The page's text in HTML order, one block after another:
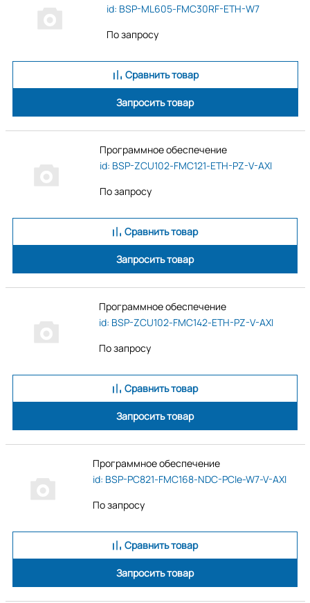
id: BSP-ML605-FMC30RF-ETH-W7
По запросу
Сравнить товар
Запросить товар
Программное обеспечение
id: BSP-ZCU102-FMC121-ETH-PZ-V-AXI
По запросу
Сравнить товар
Запросить товар
Программное обеспечение
id: BSP-ZCU102-FMC142-ETH-PZ-V-AXI
По запросу
Сравнить товар
Запросить товар
Программное обеспечение
id: BSP-PC821-FMC168-NDC-PCIe-W7-V-AXI
По запросу
Сравнить товар
Запросить товар